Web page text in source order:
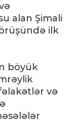
alan Şimali
ilk
böyük
və